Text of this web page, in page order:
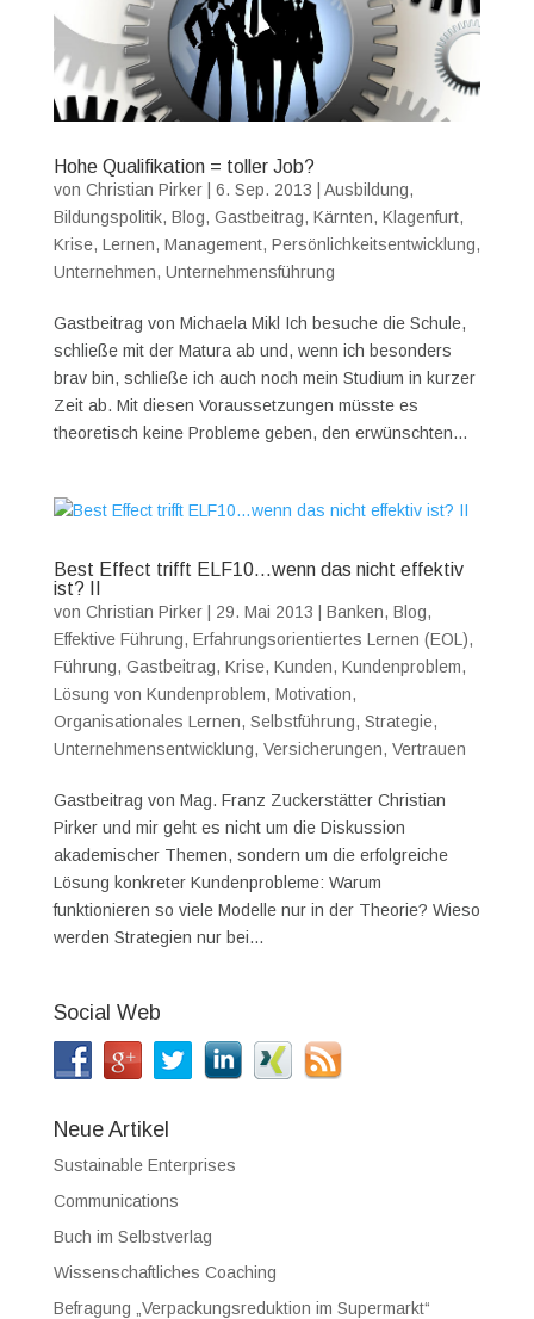
Hohe Qualifikation = toller Job?
von Christian Pirker| 6. Sep. 2013 | Ausbildung,
Bildungspolitik, Blog, Gastbeitrag, Kärnten, Klagenfurt,
Krise, Lernen, Management, Persönlichkeitsentwicklung,
Unternehmen, Unternehmensführung
Gastbeitrag von Michaela Mikl Ich besuche die Schule,
schließe mit der Matura ab und, wenn ich besonders
brav bin, schließe ich auch noch mein Studium in kurzer
Zeit ab. Mit diesen Voraussetzungen müsste es
theoretisch keine Probleme geben, den erwünschten...
Best Effect trifft ELF10…wenn das nicht effektiv
ist? II
von Christian Pirker| 29. Mai 2013 | Banken, Blog,
Effektive Führung, Erfahrungsorientiertes Lernen (EOL),
Führung, Gastbeitrag, Krise, Kunden, Kundenproblem,
Lösung von Kundenproblem, Motivation,
Organisationales Lernen, Selbstführung, Strategie,
Unternehmensentwicklung, Versicherungen, Vertrauen
Gastbeitrag von Mag. Franz Zuckerstätter Christian
Pirker und mir geht es nicht um die Diskussion
akademischer Themen, sondern um die erfolgreiche
Lösung konkreter Kundenprobleme: Warum
funktionieren so viele Modelle nur in der Theorie? Wieso
werden Strategien nur bei...
Social Web
Neue Artikel
Sustainable Enterprises
Communications
Buch im Selbstverlag
Wissenschaftliches Coaching
Befragung „Verpackungsreduktion im Supermarkt“